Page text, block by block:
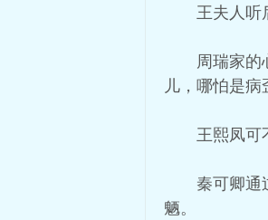
王夫人听
周瑞家的
儿，哪怕是病
王熙凤可
秦可卿通
魉。